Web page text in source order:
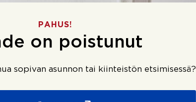
PAHUS!
on poistunut
sopivan asunnon tai kiinteistön etsimisessä?